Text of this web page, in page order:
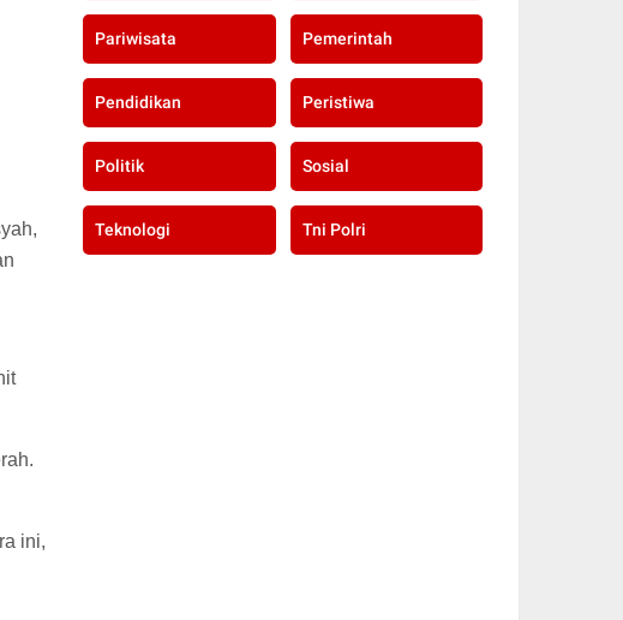
ini,
Pariwisata Pemerintah
Pendidikan Peristiwa
Politik Sosial
Teknologi Tni Polri